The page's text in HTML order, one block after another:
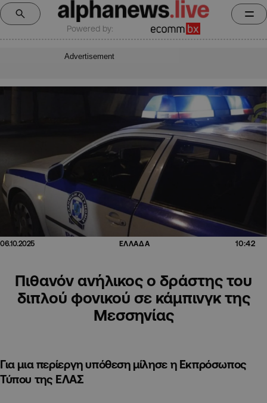
Powered by:
Advertisement
06.10.2025 ΕΛΛΑΔΑ 10:42
Πιθανόν ανήλικος ο δράστης του
διπλού φονικού σε κάμπινγκ της
Μεσσηνίας
Για μια περίεργη υπόθεση μίλησε η Εκπρόσωπος
Τύπου της ΕΛΑΣ